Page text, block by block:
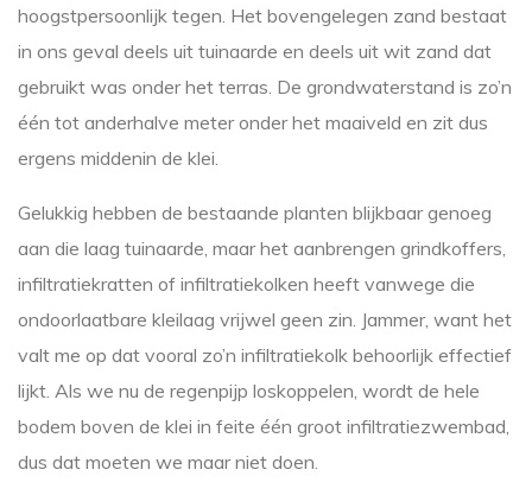
hoogstpersoonlijk tegen. Het bovengelegen zand bestaat
in ons geval deels uit tuinaarde en deels uit wit zand dat
gebruikt was onder het terras. De grondwaterstand is zo’n
één tot anderhalve meter onder het maaiveld en zit dus
ergens middenin de klei.
Gelukkig hebben de bestaande planten blijkbaar genoeg
aan die laag tuinaarde, maar het aanbrengen grindkoffers,
infiltratiekratten of infiltratiekolken heeft vanwege die
ondoorlaatbare kleilaag vrijwel geen zin. Jammer, want het
valt me op dat vooral zo’n infiltratiekolk behoorlijk effectief
lijkt. Als we nu de regenpijp loskoppelen, wordt de hele
bodem boven de klei in feite één groot infiltratiezwembad,
dus dat moeten we maar niet doen.